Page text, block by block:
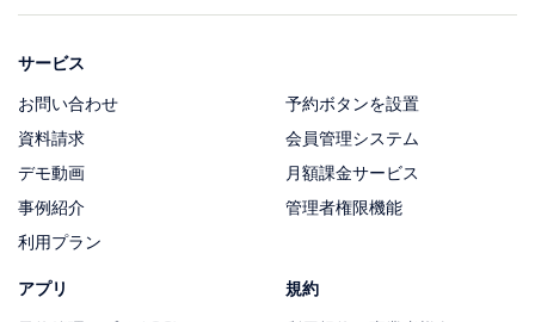
サービス
お問い合わせ
資料請求
デモ動画
事例紹介
利用プラン
予約ボタンを設置
会員管理システム
月額課金サービス
管理者権限機能
アプリ
規約